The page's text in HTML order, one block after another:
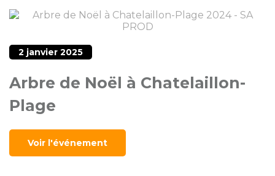
2 janvier 2025
Arbre de Noël à Chatelaillon-
Plage
Voir l'événement